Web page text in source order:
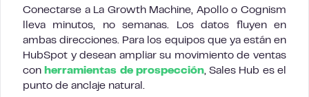
Conectarse a La Growth Machine, Apollo o Cognism
lleva minutos, no semanas. Los datos fluyen en
ambas direcciones. Para los equipos que ya están en
HubSpot y desean ampliar su movimiento de ventas
con herramientas de prospección, Sales Hub es el
punto de anclaje natural.